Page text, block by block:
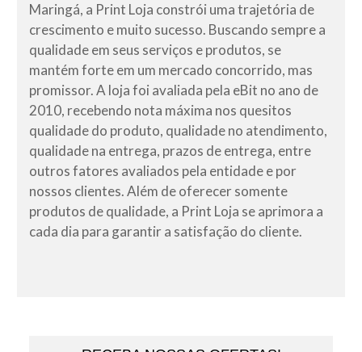
Maringá, a Print Loja constrói uma trajetória de
crescimento e muito sucesso. Buscando sempre a
qualidade em seus serviços e produtos, se
mantém forte em um mercado concorrido, mas
promissor. A loja foi avaliada pela eBit no ano de
2010, recebendo nota máxima nos quesitos
qualidade do produto, qualidade no atendimento,
qualidade na entrega, prazos de entrega, entre
outros fatores avaliados pela entidade e por
nossos clientes. Além de oferecer somente
produtos de qualidade, a Print Loja se aprimora a
cada dia para garantir a satisfação do cliente.